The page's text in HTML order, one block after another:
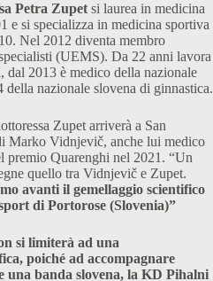
Petra Zupet si laurea in medicina
e si specializza in medicina sportiva
Nel 2012 diventa membro
(UEMS). Da 22 anni lavora
dal 2013 è medico della nazionale
nazionale slovena di ginnastica.
Zupet arriverà a San
Marko Vidnjevič, anche lui medico
premio Quarenghi nel 2021. “Un
quello tra Vidnjevič e Zupet.
avanti il gemellaggio scientifico
di Portorose (Slovenia)”
si limiterà ad una
poiché ad accompagnare
una banda slovena, la KD Pihalni